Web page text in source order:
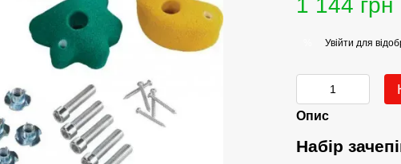
1 144 грн
Увійти для
Опис
Набір